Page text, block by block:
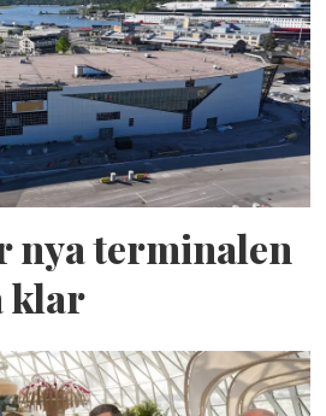
nya terminalen
klar